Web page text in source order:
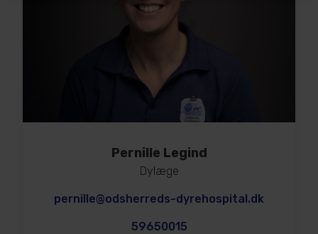
Pernille Legind
Dylæge
pernille@odsherreds-dyrehospital.dk
59650015